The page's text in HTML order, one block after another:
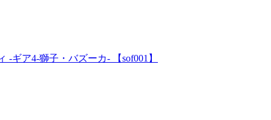
ギア4-獅子・バズーカ- 【sof001】